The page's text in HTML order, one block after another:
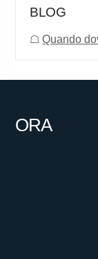
BLOG
☖Quando
ORA